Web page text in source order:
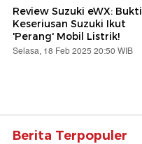
Review Suzuki eWX: Bukti
Keseriusan Suzuki Ikut
'Perang' Mobil Listrik!
Selasa, 18 Feb 2025 20:50 WIB
Berita Terpopuler